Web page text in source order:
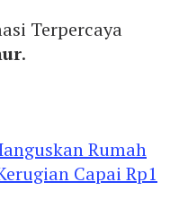
Terpercaya
.